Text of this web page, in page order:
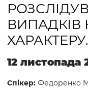
12 листопада
Спікер: Федоренко